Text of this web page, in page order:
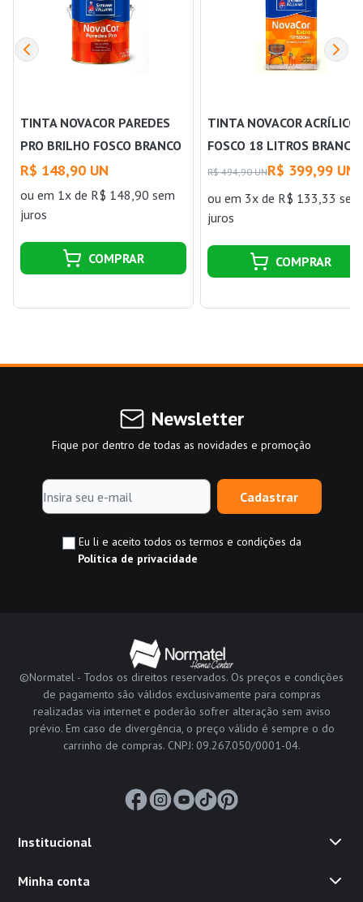
TINTA NOVACOR PAREDES
PRO BRILHO FOSCO BRANCO
3,6 LITROS SHERWIN
WILLIAMS
R$ 148,90 UN
ou em 1x de R$ 148,90 sem
juros
COMPRAR
TINTA NOVACOR ACRÍLICO
FOSCO 18 LITROS BRANCO
SHERWIN WILLIAMS
R$ 494,90 UNR$ 399,99 UN
ouem 3x de R$ 133,33 sem
juros
COMPRAR
Newsletter
Fique por dentro de todas as novidades e promoção
Cadastrar
Eu li e aceito todos os termos e condições da
Política de privacidade
©Normatel - Todos os direitos reservados. Os preços e condições
de pagamento são válidos exclusivamente para compras
realizadas via internet e poderão sofrer alteração sem aviso
prévio. Em caso de divergência, o preço válido é sempre o do
carrinho de compras. CNPJ: 09.267.050/0001-04.
Institucional
Minha conta